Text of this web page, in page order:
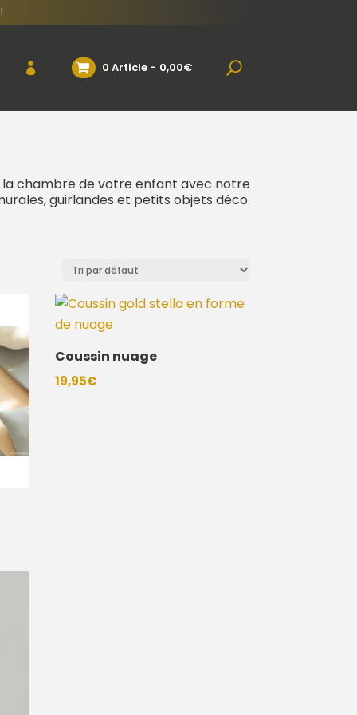
0 Article 0,00€
chambre de votre enfant avec notre
guirlandes et petits objets déco.
Coussin nuage
19,95€